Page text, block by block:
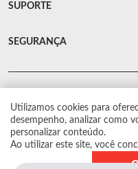
Utilizamos cookies para
desempenho, analizar como
personalizar conteúdo.
Ao utilizar este site, você
SUPORTE
SEGURANÇA
© Arsenal Car.
Proibida reprodução total ou